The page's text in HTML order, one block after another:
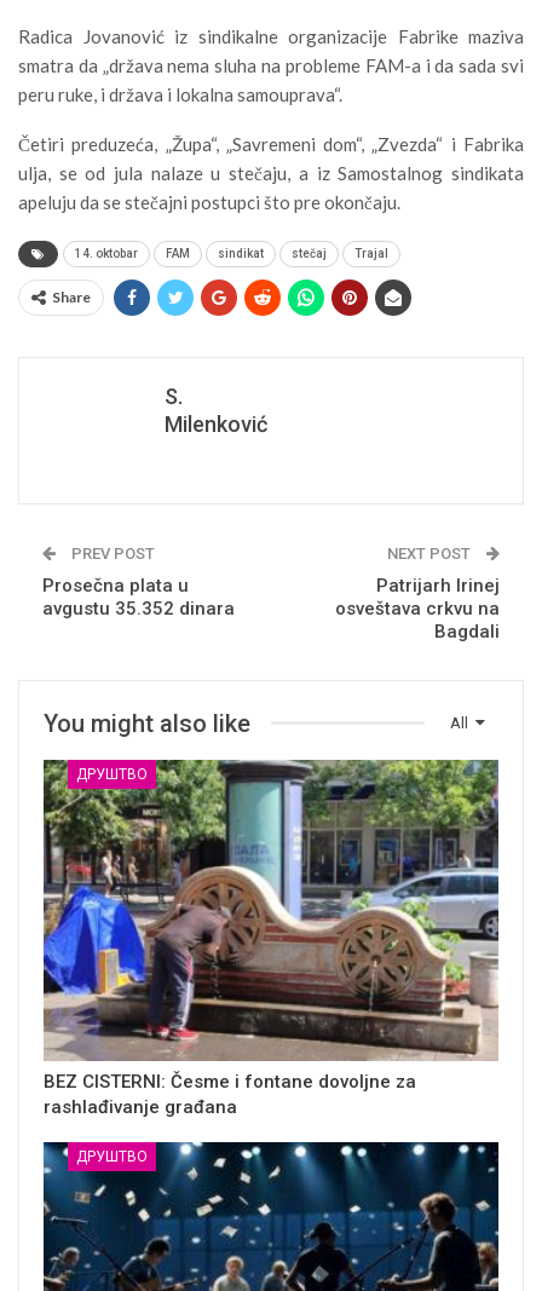
Radica Jovanović iz sindikalne organizacije Fabrike maziva
smatra da „država nema sluha na probleme FAM-a i da sada svi
peru ruke, i država i lokalna samouprava“.
Četiri preduzeća, „Župa“, „Savremeni dom“, „Zvezda“ i Fabrika
ulja, se od jula nalaze u stečaju, a iz Samostalnog sindikata
apeluju da se stečajni postupci što pre okončaju.
14. oktobar FAM sindikat stečaj Trajal
Share
S.
Milenković
PREV POST
Prosečna plata u
avgustu 35.352 dinara
NEXT POST
Patrijarh Irinej
osveštava crkvu na
Bagdali
All
You might also like
ДРУШТВО
BEZ CISTERNI: Česme i fontane dovoljne za
rashlađivanje građana
ДРУШТВО